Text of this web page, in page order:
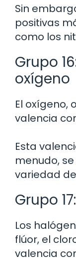
Sin
positivas
como los
Grupo
oxígeno
El oxígeno,
valencia
Esta
menudo,
variedad
Grupo
Los
flúor, el
valencia